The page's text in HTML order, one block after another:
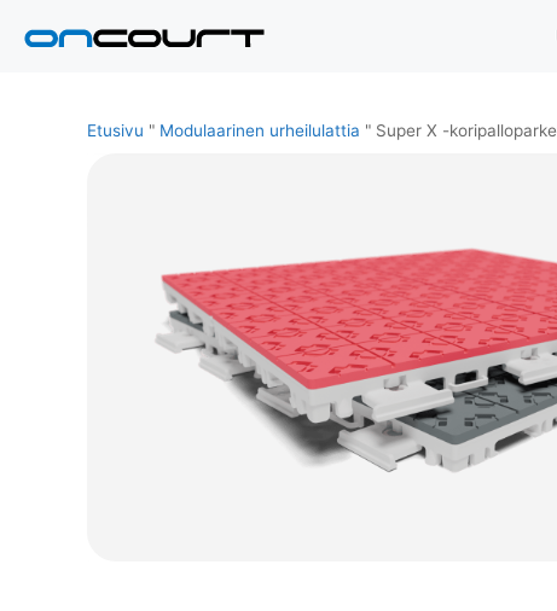
sisältöön
Etusivu " Modulaarinen urheilulattia " Super X -